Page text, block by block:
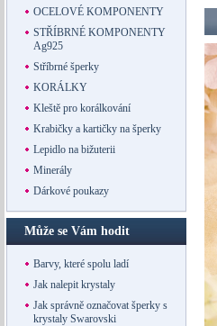
OCELOVÉ KOMPONENTY
STŘÍBRNÉ KOMPONENTY
Ag925
Stříbrné šperky
KORÁLKY
Kleště pro korálkování
Krabičky a kartičky na šperky
Lepidlo na bižuterii
Minerály
Dárkové poukazy
Může se Vám hodit
Barvy, které spolu ladí
Jak nalepit krystaly
Jak správně označovat šperky s
krystaly Swarovski